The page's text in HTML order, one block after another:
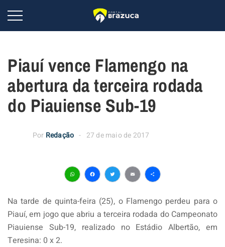
Piauí vence Flamengo na
abertura da terceira rodada
do Piauiense Sub-19
Por Redação 27 de maio de 2017
WhatsApp
Facebook
Twitter
EmailShare
Na tarde de quinta-feira (25), o Flamengo perdeu para o
Piauí, em jogo que abriu a terceira rodada do Campeonato
Piauiense Sub-19, realizado no Estádio Albertão, em
Teresina: 0 x 2.